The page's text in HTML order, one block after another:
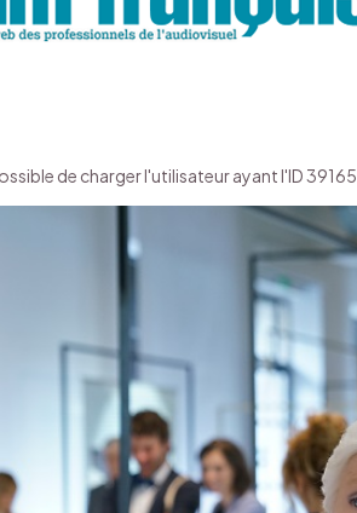
de charger l'utilisateur ayant l'ID 39165